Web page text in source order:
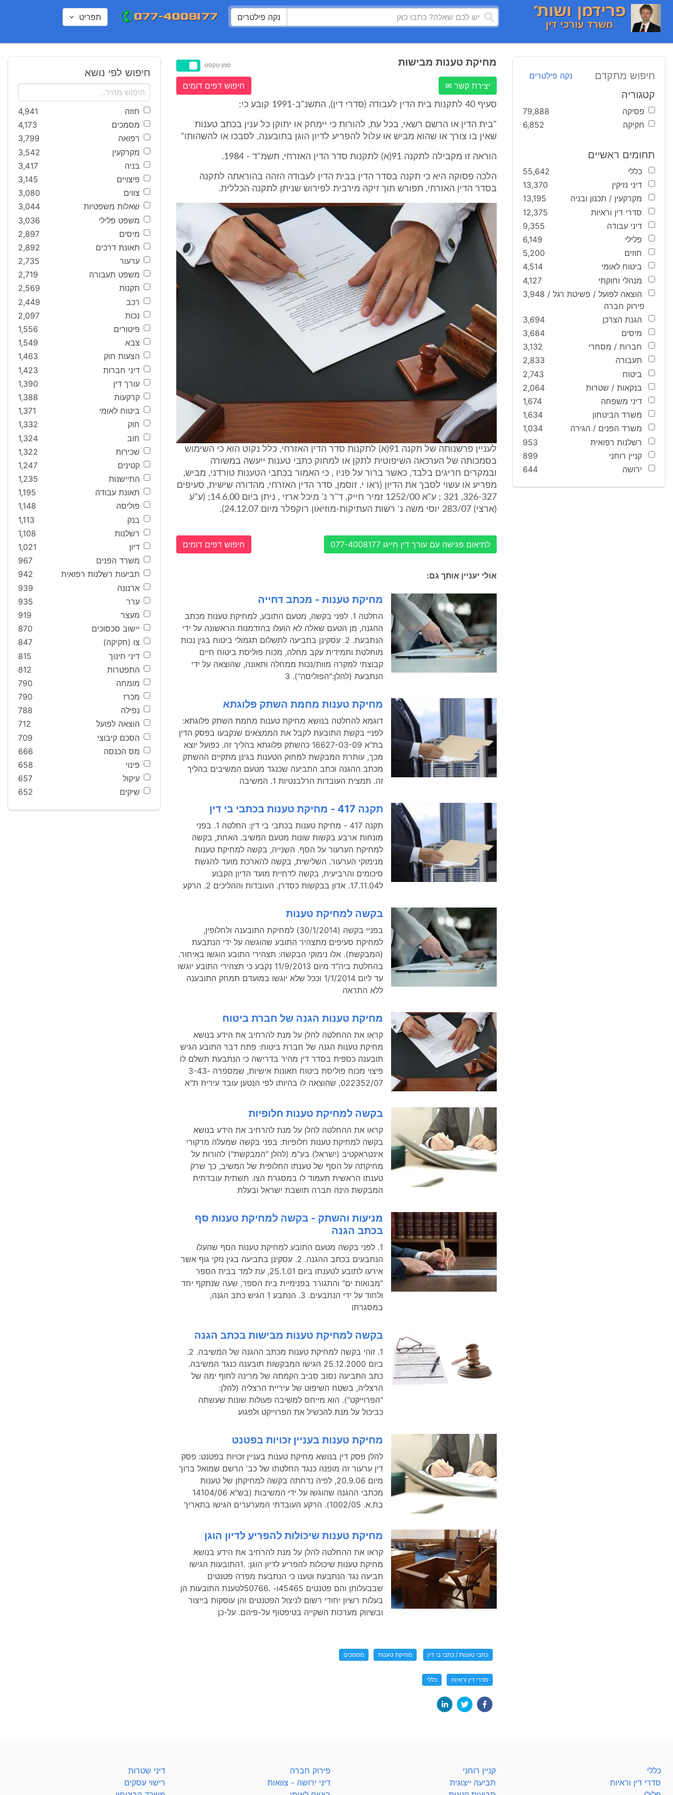
נקה פילטרים תפריט
חיפוש מתקדם נקה פילטרים
קטגוריה
פסיקה
79,888
חקיקה
6,852
תחומים ראשיים
כללי
55,642
דיני נזיקין
13,370
מקרקעין / תכנון ובניה
13,195
סדרי דין וראיות
12,375
דיני עבודה
9,355
פלילי
6,149
חוזים
5,200
ביטוח לאומי
4,514
מנהלי וחוקתי
4,127
הוצאה לפועל / פשיטת רגל /
פירוק חברה
3,948
הגנת הצרכן
3,694
מיסים
3,684
חברות / מסחרי
3,132
תעבורה
2,833
ביטוח
2,743
בנקאות / שטרות
2,064
דיני משפחה
1,674
משרד הביטחון
1,634
משרד הפנים / הגירה
1,034
רשלנות רפואית
953
קניין רוחני
899
ירושה
644
מחיקת טענות מבישות סמן טקסט
יצירת קשר ✉ חיפוש דפים דומים
סעיף 40 לתקנות בית הדין לעבודה (סדרי דין), התשנ"ב-1991 קובע כי:
"בית הדין או הרשם רשאי, בכל עת, להורות כי יימחק או יתוקן כל ענין בכתב טענות
שאין בו צורך או שהוא מביש או עלול להפריע לדיון הוגן בתובענה, לסבכו או להשהותו"
הוראה זו מקבילה לתקנה 91(א) לתקנות סדר הדין האזרחי, תשמ"ד - 1984.
הלכה פסוקה היא כי תקנה בסדר הדין בבית הדין לעבודה הזהה בהוראתה לתקנה
בסדר הדין האזרחי, תפורש תוך זיקה מירבית לפירוש שניתן לתקנה הכללית.
לעניין פרשנותה של תקנה 91(א) לתקנות סדר הדין האזרחי, כלל נקוט הוא כי השימוש
בסמכותה של הערכאה השיפוטית לתקן או למחוק כתבי טענות ייעשה במשורה
ובמקרים חריגים בלבד, כאשר ברור על פניו , כי האמור בכתבי הטענות טורדני, מביש,
מפריע או עשוי לסבך את הדיון (ראו י. זוסמן, סדר הדין האזרחי, מהדורה שישית, סעיפים
326-327, 321 ; ע"א 1252/00 זמיר חייק, ד"ר נ' מיכל ארזי , ניתן ביום 14.6.00; (ע"ע
(ארצי) 283/07 יוסי משה נ' רשות העתיקות-מוזיאון רוקפלר מיום 24.12.07).
לתיאום פגישה עם עורך דין חייגו 077-4008177 חיפוש דפים דומים
אולי יעניין אותך גם:
מחיקת טענות - מכתב דחייה
החלטה 1. לפני בקשה, מטעם התובע, למחיקת טענות מכתב
ההגנה, מן הטעם שאלה לא הועלו בהזדמנות הראשונה על ידי
הנתבעת. 2. עסקינן בתביעה לתשלום תגמולי ביטוח בגין נכות
מוחלטת ותמידית עקב מחלה, מכוח פוליסת ביטוח חיים
קבוצתי למקרה מוות/נכות ממחלה ותאונה, שהוצאה על ידי
הנתבעת (להלן:"הפוליסה"). 3
מחיקת טענות מחמת השתק פלוגתא
דוגמא להחלטה בנושא מחיקת טענות מחמת השתק פלוגתא:
לפניי בקשת התובעת לקבל את הממצאים שנקבעו בפסק הדין
בת"א 16627-03-09 כהשתק פלוגתא בהליך זה. כפועל יוצא
מכך, עותרת המבקשת למחוק הטענות בגינן מתקיים ההשתק
מכתב ההגנה וכתב התביעה שכנגד מטעם המשיבים בהליך
זה. תמצית העובדות הרלבנטיות 1. המשיבה
תקנה 417 - מחיקת טענות בכתבי בי דין
תקנה 417 - מחיקת טענות בכתבי בי דין: החלטה 1. בפני
מונחות ארבע בקשות שונות מטעם המשיב. האחת, בקשה
למחיקת הערעור על הסף. השנייה, בקשה למחיקת טענות
מנימוקי הערעור. השלישית, בקשה להארכת מועד להגשת
סיכומים והרביעית, בקשה לדחיית מועד הדיון הקבוע
ל17.11.04. אדון בבקשות כסדרן. העובדות וההליכים 2. הרקע
בקשה למחיקת טענות
בפניי בקשה (30/1/2014) למחיקת התובענה ולחלופין,
למחיקת סעיפים מתצהיר התובע שהוגשה על ידי הנתבעת
(המבקשת). אלו נימוקי הבקשה: תצהירי התובע הוגשו באיחור.
בהחלטת ביה"ד מיום 11/9/2013 נקבע כי תצהירי התובע יוגשו
עד ליום 1/1/2014 וככל שלא יוגשו במועדם תמחק התובענה
ללא התראה
מחיקת טענות הגנה של חברת ביטוח
קראו את ההחלטה להלן על מנת להרחיב את הידע בנושא
מחיקת טענות הגנה של חברת ביטוח: פתח דבר התובע הגיש
תובענה כספית בסדר דין מהיר בדרישה כי הנתבעת תשלם לו
פיצוי מכוח פוליסת ביטוח תאונות אישיות, שמספרה 3-43-
022352/07, שהוצאה לו בהיותו לפי הנטען עובד עירית ת"א
בקשה למחיקת טענות חלופיות
קראו את ההחלטה להלן על מנת להרחיב את הידע בנושא
בקשה למחיקת טענות חלופיות: בפני בקשה שמעלה מרקורי
אינטראקטיב (ישראל) בע"מ (להלן "המבקשת") להורות על
מחיקתה על הסף של טענתו החלופית של המשיב, כך שרק
טענתו הראשית תעמוד לו במסגרת הצו. תשתית עובדתית
המבקשת הינה חברה תושבת ישראל ובעלת
מניעות והשתק - בקשה למחיקת טענות סף
בכתב הגנה
1. לפני בקשה מטעם התובע למחיקת טענות הסף שהעלו
הנתבעים בכתב ההגנה. 2. עסקינן בתביעה בגין נזקי גוף אשר
אירעו לתובע לטענתו ביום 25.1.01, עת למד בבית הספר
"מבואות ים" והתגורר בפנימיית בית הספר, שעה שנתקף יחד
ולחוד על ידי הנתבעים. 3. הנתבע 1 הגיש כתב הגנה,
במסגרתו
בקשה למחיקת טענות מבישות בכתב הגנה
1. זוהי בקשה למחיקת טענות מכתב ההגנה של המשיבה. 2.
ביום 25.12.2000 הגישו המבקשות תובענה כנגד המשיבה.
כתב התביעה נסוב סביב הקמתה של מרינה לחוף ימה של
הרצליה, בשטח השיפוט של עיריית הרצליה (להלן:
"הפרוייקט"). הוא מייחס למשיבה פעולות שונות שעשתה
כביכול על מנת להכשיל את הפרוייקט ולפגוע
מחיקת טענות בעניין זכויות בפטנט
להלן פסק דין בנושא מחיקת טענות בעניין זכויות בפטנט: פסק
דין ערעור זה מופנה כנגד החלטתו של כב' הרשם שמואל ברוך
מיום 20.9.06, לפיה נדחתה בקשה למחיקתן של טענות
מכתבי ההגנה שהוגשו על ידי המשיבות (בש"א 14104/06
בת.א. 1002/05). הרקע העובדתי המערערים הגישו בתאריך
מחיקת טענות שיכולות להפריע לדיון הוגן
קראו את ההחלטה להלן על מנת להרחיב את הידע בנושא
מחיקת טענות שיכולות להפריע לדיון הוגן: .1התובעות הגישו
תביעה נגד הנתבעת וטענו כי הנתבעת מפרה פטנטים
שבבעלותן והם פטנטים 45465ו- .50766לטענת התובעות הן
בעלות רשיון יחודי רשום לניצול הפטנטים והן עוסקות בייצור
ובשיווק מערכות השקייה בטיפטוף על-פיהם. על-כן
כתבי טענות / כתבי בי דין מחיקת טענות מסמכים
סדרי דין וראיות כללי
חיפוש לפי נושא
חוזה
4,941
מסמכים
4,173
רפואה
3,799
מקרקעין
3,542
בניה
3,417
פיצויים
3,145
צווים
3,080
שאלות משפטיות
3,044
משפט פלילי
3,036
מיסים
2,897
תאונת דרכים
2,892
ערעור
2,735
משפט תעבורה
2,719
תקנות
2,569
רכב
2,449
נכות
2,097
פיטורים
1,556
צבא
1,549
הצעות חוק
1,463
דיני חברות
1,423
עורך דין
1,390
קרקעות
1,388
ביטוח לאומי
1,371
חוק
1,332
חוב
1,324
שכירות
1,322
קטינים
1,247
התיישנות
1,235
תאונת עבודה
1,195
פוליסה
1,148
בנק
1,113
רשלנות
1,108
דיון
1,021
משרד הפנים
967
תביעות רשלנות רפואית
942
ארנונה
939
ערר
935
מעצר
919
יישוב סכסוכים
870
צו (חקיקה)
847
דיני חינוך
815
התפטרות
812
מומחה
790
מכרז
790
נפילה
788
הוצאה לפועל
712
הסכם קיבוצי
709
מס הכנסה
666
פינוי
658
עיקול
657
שיקים
652
כללי
סדרי דין וראיות
קניין רוחני
תביעה ייצוגית
פירוק חברה
דיני ירושה - צוואות
דיני שטרות
רישוי עסקים